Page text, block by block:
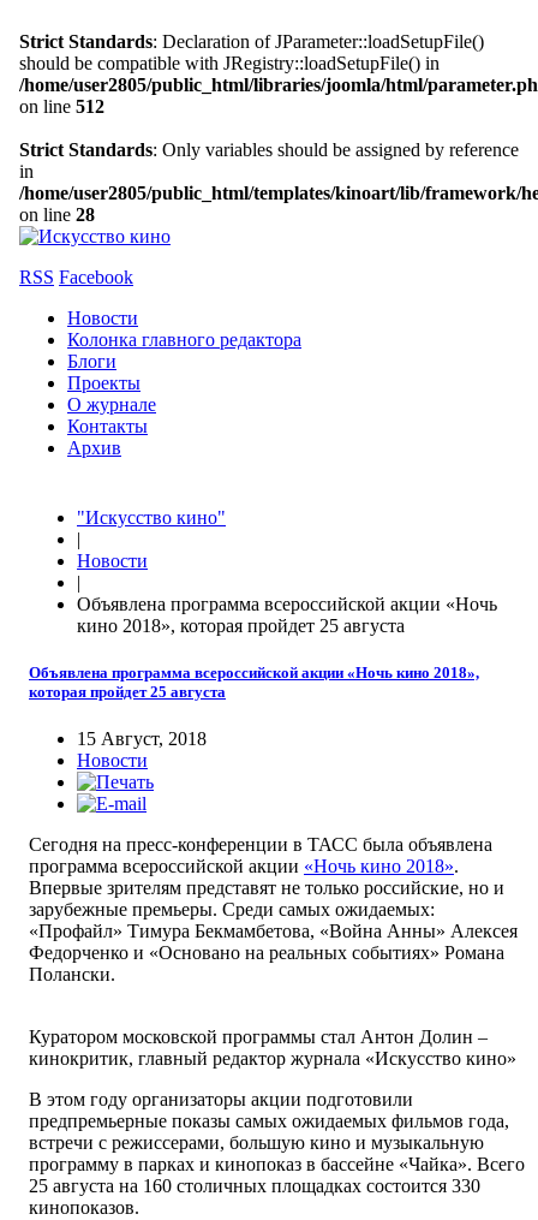
Strict Standards: Declaration of JParameter::loadSetupFile()
should be compatible with JRegistry::loadSetupFile() in
/home/user2805/public_html/libraries/joomla/html/
on line 512
Strict Standards: Only variables should be assigned by reference
in
/home/user2805/public_html/templates/kinoart/lib/framework/
on line 28
RSS Facebook
Новости
Колонка главного редактора
Блоги
Проекты
О журнале
Контакты
Архив
"Искусство кино"
|
Новости
|
Объявлена программа всероссийской акции «Ночь
кино 2018», которая пройдет 25 августа
Объявлена программа всероссийской акции «Ночь кино 2018»,
которая пройдет 25 августа
15 Август, 2018
Новости
Сегодня на пресс-конференции в ТАСС была объявлена
программа всероссийской акции «Ночь кино 2018».
Впервые зрителям представят не только российские, но и
зарубежные премьеры. Среди самых ожидаемых:
«Профайл» Тимура Бекмамбетова, «Война Анны» Алексея
Федорченко и «Основано на реальных событиях» Романа
Полански.
Куратором московской программы стал Антон Долин –
кинокритик, главный редактор журнала «Искусство кино»
В этом году организаторы акции подготовили
предпремьерные показы самых ожидаемых фильмов года,
встречи с режиссерами, большую кино и музыкальную
программу в парках и кинопоказ в бассейне «Чайка». Всего
25 августа на 160 столичных площадках состоится 330
кинопоказов.